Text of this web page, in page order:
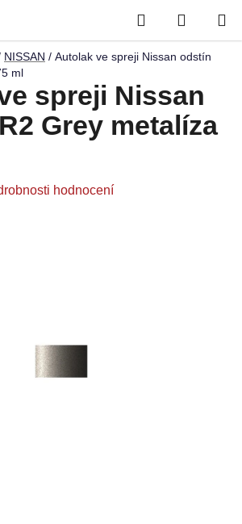
Hledat
KOŠÍK
NISSAN / Autolak ve spreji Nissan odstín
ml
spreji Nissan
Grey metalíza
hodnocení